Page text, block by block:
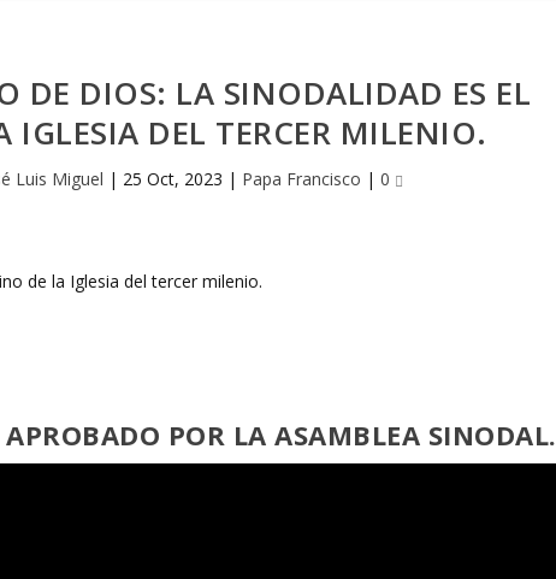
DE DIOS: LA SINODALIDAD ES EL
IGLESIA DEL TERCER MILENIO.
Luis Miguel | 25 Oct, 2023 | Papa Francisco |0
POR LA ASAMBLEA SINODAL.